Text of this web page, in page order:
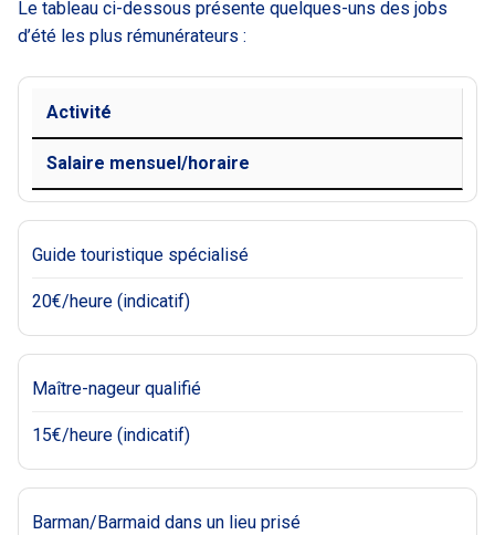
Le tableau ci-dessous présente quelques-uns des jobs
d’été les plus rémunérateurs :
Activité
Salaire mensuel/horaire
Guide touristique spécialisé
20€/heure (indicatif)
Maître-nageur qualifié
15€/heure (indicatif)
Barman/Barmaid dans un lieu prisé